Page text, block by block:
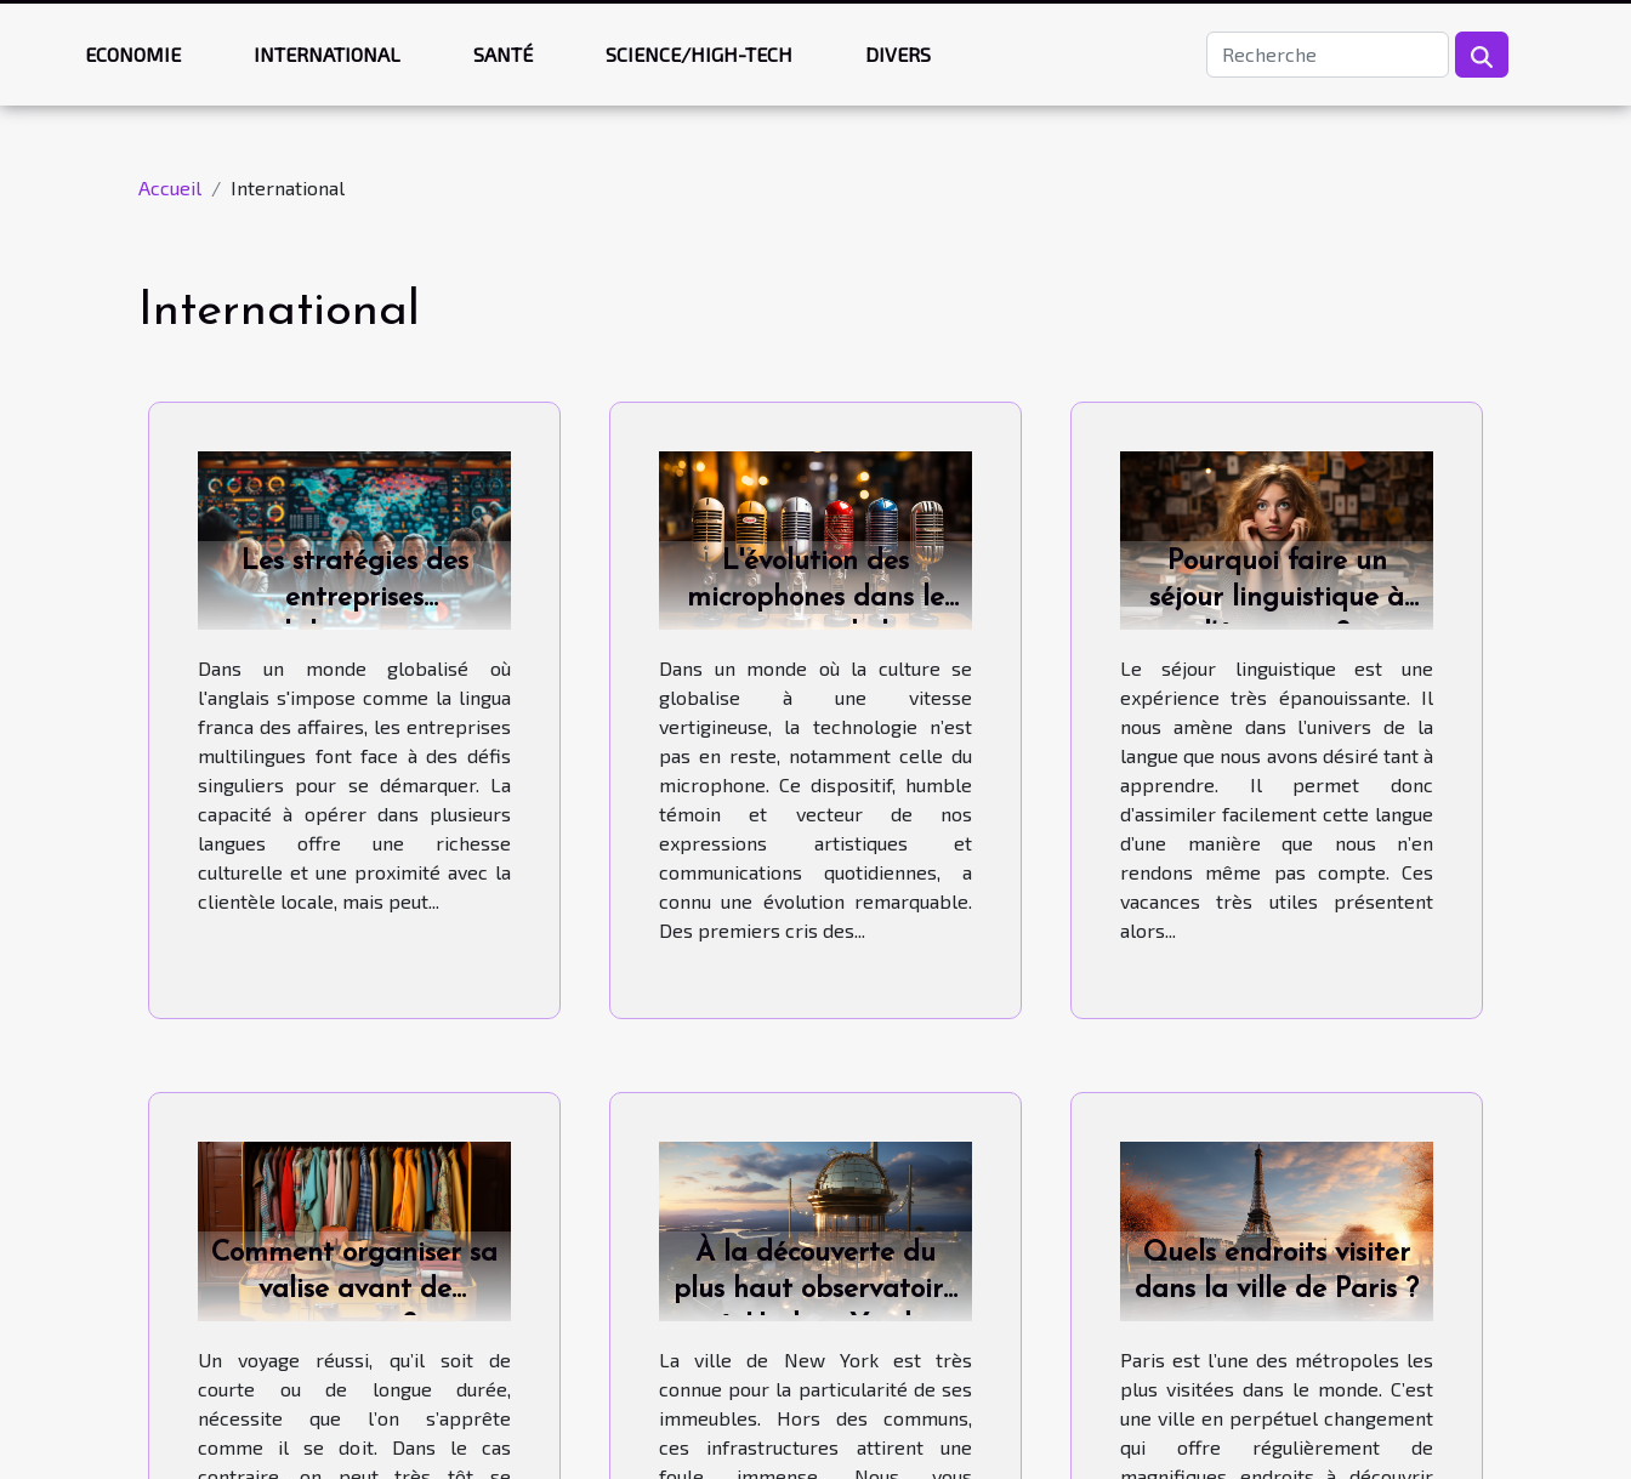
ECONOMIE INTERNATIONAL SANTÉ SCIENCE/HIGH-TECH DIVERS
Accueil International
International
Les stratégies des
entreprises
multilingues pour
concurrencer dans un
marché dominé par
l'anglais
Dans un monde globalisé où
l'anglais s'impose comme la lingua
franca des affaires, les entreprises
multilingues font face à des défis
singuliers pour se démarquer. La
capacité à opérer dans plusieurs
langues offre une richesse
culturelle et une proximité avec la
clientèle locale, mais peut...
L'évolution des
microphones dans le
contexte de la
globalisation culturelle
Dans un monde où la culture se
globalise à une vitesse
vertigineuse, la technologie n’est
pas en reste, notamment celle du
microphone. Ce dispositif, humble
témoin et vecteur de nos
expressions artistiques et
communications quotidiennes, a
connu une évolution remarquable.
Des premiers cris des...
Pourquoi faire un
séjour linguistique à
l’étranger ?
Le séjour linguistique est une
expérience très épanouissante. Il
nous amène dans l’univers de la
langue que nous avons désiré tant à
apprendre. Il permet donc
d’assimiler facilement cette langue
d’une manière que nous n’en
rendons même pas compte. Ces
vacances très utiles présentent
alors...
Comment organiser sa
valise avant de
voyager ?
Un voyage réussi, qu’il soit de
courte ou de longue durée,
nécessite que l’on s’apprête
comme il se doit. Dans le cas
À la découverte du
plus haut observatoire
à Hudson Yard
La ville de New York est très
connue pour la particularité de ses
immeubles. Hors des communs,
ces infrastructures attirent une
Quels endroits visiter
dans la ville de Paris ?
Paris est l’une des métropoles les
plus visitées dans le monde. C’est
une ville en perpétuel changement
qui offre régulièrement de